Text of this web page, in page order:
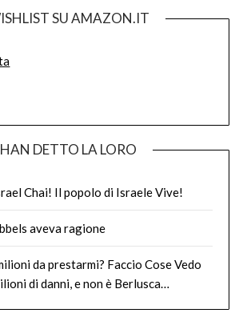
SU AMAZON.IT
HAN DETTO LA LORO
Chai! Il popolo di Israele Vive!
aveva ragione
da prestarmi? Faccio Cose Vedo
di danni, e non è Berlusca…